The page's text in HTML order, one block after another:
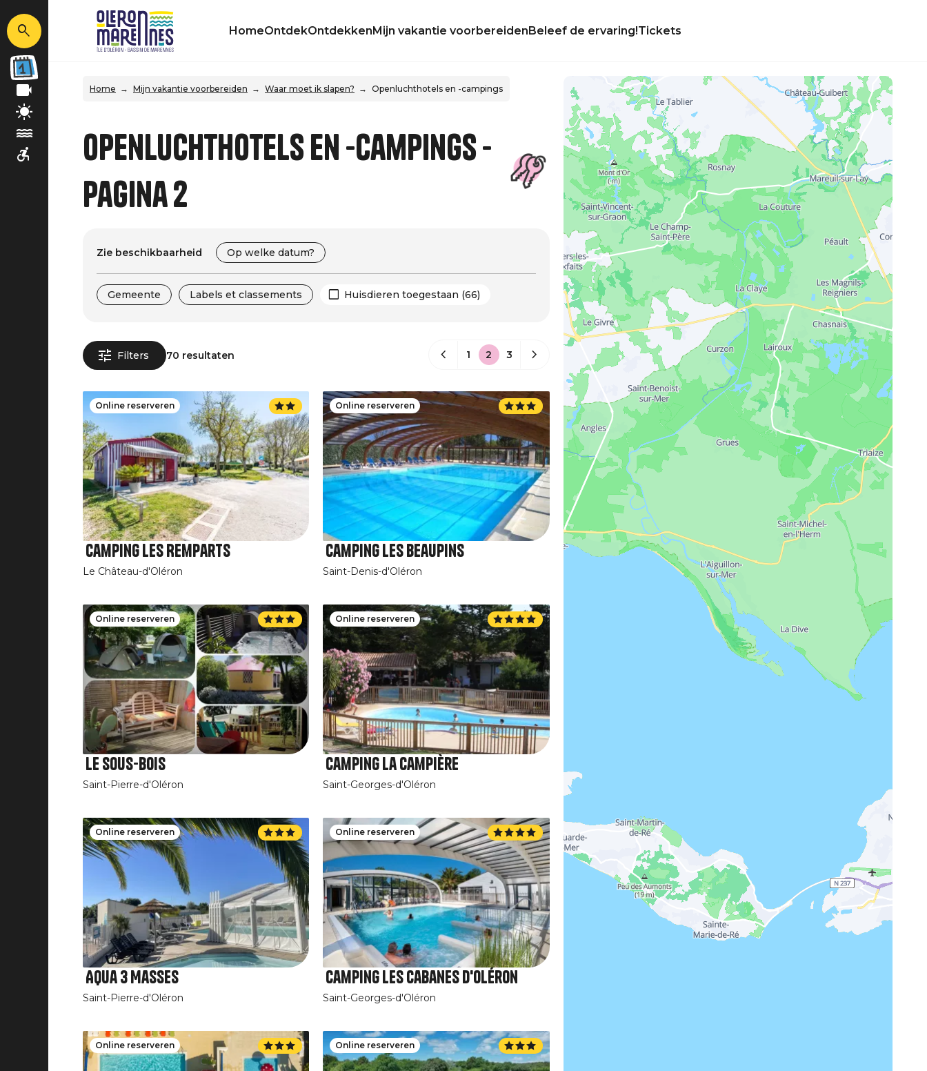
HomeOntdekOntdekkenMijn vakantie voorbereidenBeleef de ervaring!Tickets
Home Mijn vakantie voorbereiden Waar moet ik slapen? Openluchthotels en -campings
Openluchthotels en -campings -
Pagina 2
Zie beschikbaarheid Op welke datum?
Gemeente Labels et classements Huisdieren toegestaan (66)
Filters 70 resultaten 1 2 3
Online reserveren
Camping Les Remparts
Le Château-d'Oléron
Online reserveren
Camping Les Beaupins
Saint-Denis-d'Oléron
Online reserveren
Le Sous-Bois
Saint-Pierre-d'Oléron
Online reserveren
Camping la Campière
Saint-Georges-d'Oléron
Online reserveren
Aqua 3 Masses
Saint-Pierre-d'Oléron
Online reserveren
Camping Les Cabanes d'Oléron
Saint-Georges-d'Oléron
Online reserveren Online reserveren